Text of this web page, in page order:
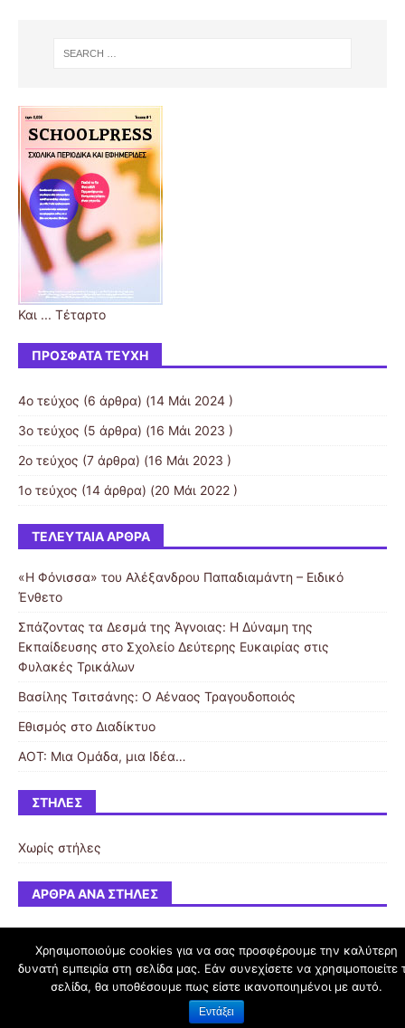
Και ... Τέταρτο
ΠΡΌΣΦΑΤΑ ΤΕΎΧΗ
4ο τεύχος (6 άρθρα) (14 Μάι 2024 )
3ο τεύχος (5 άρθρα) (16 Μάι 2023 )
2ο τεύχος (7 άρθρα) (16 Μάι 2023 )
1ο τεύχος (14 άρθρα) (20 Μάι 2022 )
ΤΕΛΕΥΤΑΊΑ ΆΡΘΡΑ
«Η Φόνισσα» του Αλέξανδρου Παπαδιαμάντη – Ειδικό
Ένθετο
Σπάζοντας τα Δεσμά της Άγνοιας: Η Δύναμη της
Εκπαίδευσης στο Σχολείο Δεύτερης Ευκαιρίας στις
Φυλακές Τρικάλων
Βασίλης Τσιτσάνης: Ο Αέναος Τραγουδοποιός
Εθισμός στο Διαδίκτυο
ΑΟΤ: Μια Ομάδα, μια Ιδέα…
ΣΤΉΛΕΣ
Χωρίς στήλες
ΆΡΘΡΑ ΑΝΆ ΣΤΉΛΕΣ
schoolpress.sch.gr
Όροι Χρήσης schoolpress.sch.gr|Δήλωση προσβασιμότητας
Χρησιμοποιούμε cookies για να σας προσφέρουμε την καλύτερη
δυνατή εμπειρία στη σελίδα μας. Εάν συνεχίσετε να χρησιμοποιείτε
σελίδα, θα υποθέσουμε πως είστε ικανοποιημένοι με αυτό.
Εντάξει